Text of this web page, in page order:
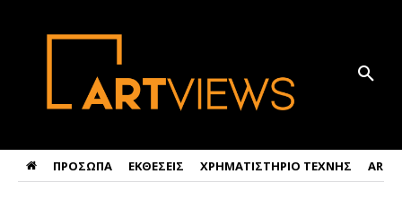
ΠΡΟΣΩΠΑ ΕΚΘΕΣΕΙΣ ΧΡΗΜΑΤΙΣΤΗΡΙΟ ΤΕΧΝΗΣ ART